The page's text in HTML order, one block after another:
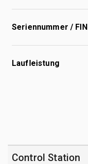
Seriennummer / FIN
Laufleistung
Control Station